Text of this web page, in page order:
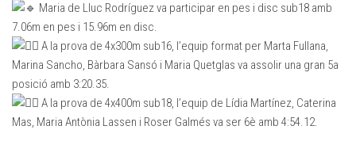
Maria de Lluc Rodríguez va participar en pes i disc sub18 amb
7.06m en pes i 15.96m en disc.
A la prova de 4x300m sub16, l’equip format per Marta Fullana,
Marina Sancho, Bàrbara Sansó i Maria Quetglas va assolir una gran 5a
posició amb 3:20.35.
A la prova de 4x400m sub18, l’equip de Lídia Martínez, Caterina
Mas, Maria Antònia Lassen i Roser Galmés va ser 6è amb 4:54.12.